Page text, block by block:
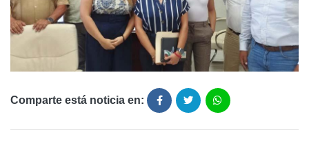
Comparte está noticia en: